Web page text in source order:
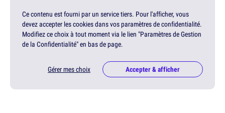
Ce contenu est fourni par un service tiers. Pour l'afficher, vous
devez accepter les cookies dans vos paramètres de confidentialité.
Modifiez ce choix à tout moment via le lien "Paramètres de Gestion
de la Confidentialité" en bas de page.
Gérer mes choix Accepter & afficher